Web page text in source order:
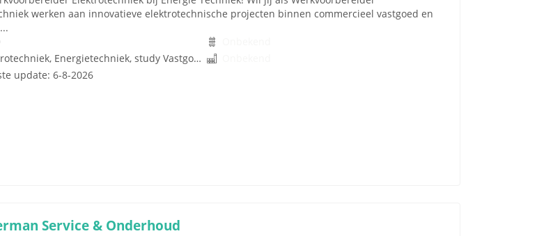
werken aan innovatieve elektrotechnische projecten binnen commercieel vastgoed en
Elektrotechniek, Energietechniek, study Vastgoed, Techniek
update: 6-8-2026
Service & Onderhoud